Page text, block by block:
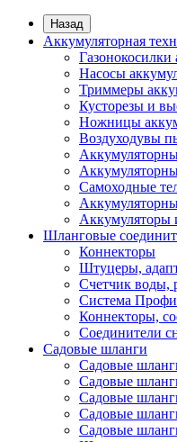
Назад
Аккумуляторная
Газонокосилки
Насосы
Триммеры
Кусторезы и
Ножницы
Воздуходувы
Самоходные
Аккумуляторы
Шланговые
Коннекторы
Штуцеры,
Счетчик воды,
Система Профи
Коннекторы,
Соединители
Садовые шланги
Садовые
Садовые
Садовые
Садовые
Садовые